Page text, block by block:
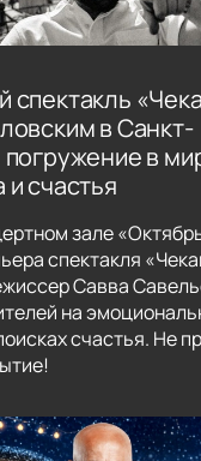
спектакль
в Санкт-
в
счастья
зале
спектакля
Савва
на
счастья. Не